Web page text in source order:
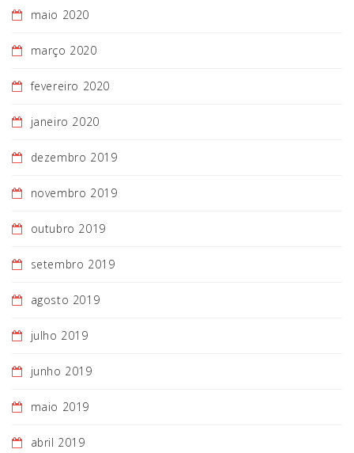
maio 2020
março 2020
fevereiro 2020
janeiro 2020
dezembro 2019
novembro 2019
outubro 2019
setembro 2019
agosto 2019
julho 2019
junho 2019
maio 2019
abril 2019